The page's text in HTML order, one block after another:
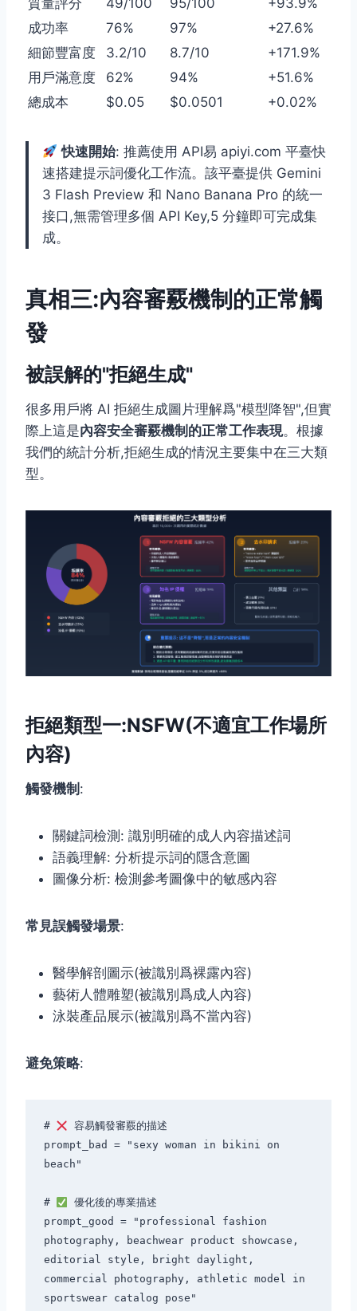
質量評分
49/100 95/100
+93.9%
成功率
76% 97%
+27.6%
細節豐富度
3.2/10 8.7/10
+171.9%
用戶滿意度
62% 94%
+51.6%
總成本
$0.05 $0.0501 +0.02%
快速開始: 推薦使用 API易 apiyi.com 平臺快
速搭建提示詞優化工作流。該平臺提供 Gemini
3 Flash Preview 和 Nano Banana Pro 的統一
接口,無需管理多個 API Key,5 分鐘即可完成集
成。
真相三:內容審覈機制的正常觸
發
被誤解的"拒絕生成"
很多用戶將 AI 拒絕生成圖片理解爲"模型降智",但實
際上這是內容安全審覈機制的正常工作表現。根據
我們的統計分析,拒絕生成的情況主要集中在三大類
型。
拒絕類型一:NSFW(不適宜工作場所
內容)
觸發機制 :
關鍵詞檢測: 識別明確的成人內容描述詞
語義理解: 分析提示詞的隱含意圖
圖像分析: 檢測參考圖像中的敏感內容
常見誤觸發場景:
醫學解剖圖示(被識別爲裸露內容)
藝術人體雕塑(被識別爲成人內容)
泳裝產品展示(被識別爲不當內容)
避免策略:
#
容易觸發審覈的描述
prompt_bad = "sexy woman in bikini on
beach"
#
優化後的專業描述
prompt_good = "professional fashion
photography, beachwear product showcase,
editorial style, bright daylight,
commercial photography, athletic model in